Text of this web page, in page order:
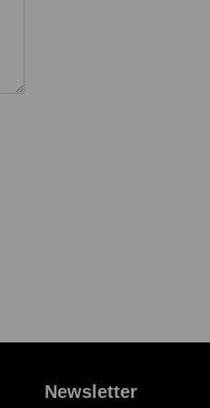
Newsletter